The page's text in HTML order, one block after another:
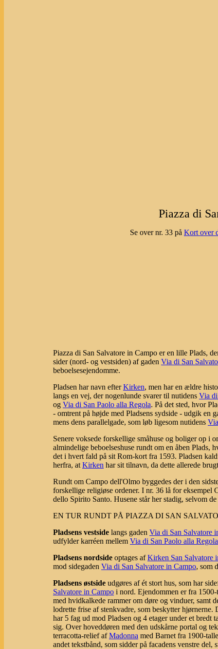
Piazza di
Se over nr. 33 på Kort over
Piazza di San Salvatore in Campo er en lille Plads,
sider (nord- og vestsiden) af gaden Via di San
beboelsesejendomme.
Pladsen har navn efterKirken, men har en ældre
langs en vej, der nogenlunde svarer til nutidens Via
og Via di San Paolo alla Regola. På det sted, hvor
- omtrent på højde med Pladsens sydside - udgik en
mens dens parallelgade, som løb ligesom nutidens
Senere voksede forskellige småhuse og boliger op
almindelige beboelseshuse rundt om en åben Plads,
det i hvert fald på sit Rom-kort fra 1593. Pladsen
herfra, at Kirken har sit tilnavn, da dette allerede
Rundt om Campo dell'Olmo byggedes der i den
forskellige religiøse ordener. I nr. 36 lå for
dello Spirito Santo. Husene står her stadig, selvom
EN TUR RUNDT PÅ PIAZZA DI SAN
Pladsens vestside langs gaden Via di San Salvatore
udfylder karréen mellem Via di San Paolo alla Regola
Pladsens nordside optages afKirken San Salvatore
mod sidegaden Via di San Salvatore in Campo, som
Pladsens østside udgøres af ét stort hus, som har
Salvatore in Campo i nord. Ejendommen er fra
med hvidkalkede rammer om døre og vinduer, samt
lodrette frise af stenkvadre, som beskytter
har 5 fag ud mod Pladsen og 4 etager under et
sig. Over hoveddøren med den udskårne portal og
terracotta-relief afMadonna med Barnet fra 1900-
andet tekstbånd, som sidder på facadens venstre